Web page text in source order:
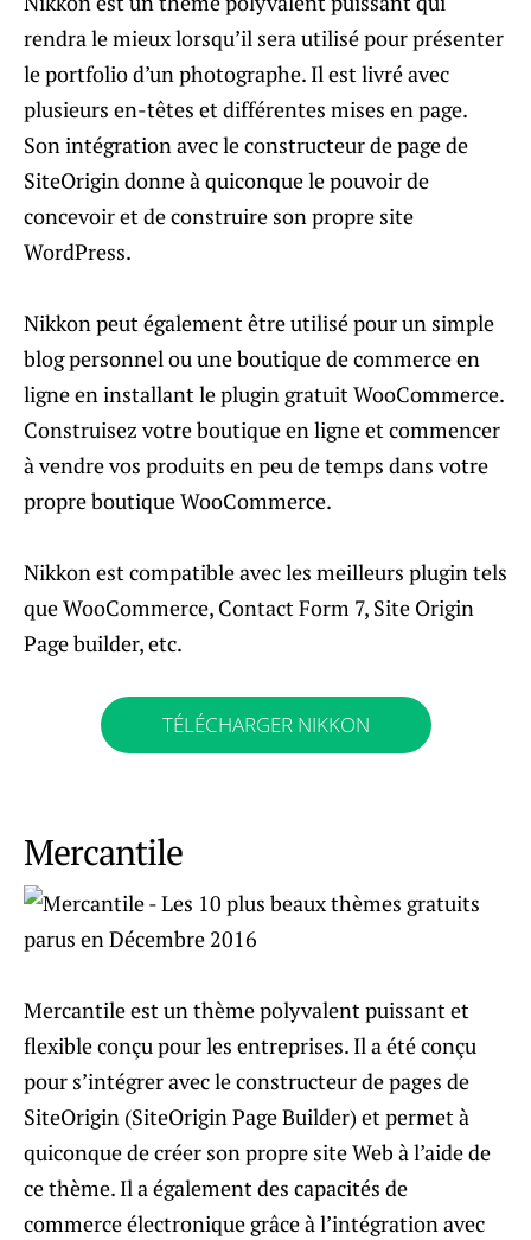
rendra le mieux lorsqu’il sera utilisé pour présenter
le portfolio d’un photographe. Il est livré avec
plusieurs en-têtes et différentes mises en page.
Son intégration avec le constructeur de page de
SiteOrigin donne à quiconque le pouvoir de
concevoir et de construire son propre site
WordPress.
Nikkon peut également être utilisé pour un simple
blog personnel ou une boutique de commerce en
ligne en installant le plugin gratuit WooCommerce.
Construisez votre boutique en ligne et commencer
à vendre vos produits en peu de temps dans votre
propre boutique WooCommerce.
Nikkon est compatible avec les meilleurs plugin tels
que WooCommerce, Contact Form 7, Site Origin
Page builder, etc.
TÉLÉCHARGER NIKKON
Mercantile
Mercantile est un thème polyvalent puissant et
flexible conçu pour les entreprises. Il a été conçu
pour s’intégrer avec le constructeur de pages de
SiteOrigin (SiteOrigin Page Builder) et permet à
quiconque de créer son propre site Web à l’aide de
ce thème. Il a également des capacités de
commerce électronique grâce à l’intégration avec